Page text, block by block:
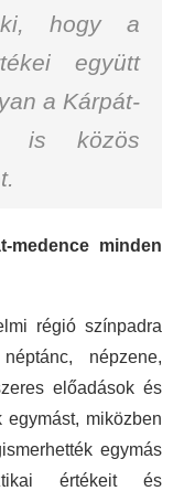
hogy a
együtt
a Kárpát-
is közös
medence minden
régió színpadra
népzene,
előadások és
egymást, miközben
egymás
értékeit és